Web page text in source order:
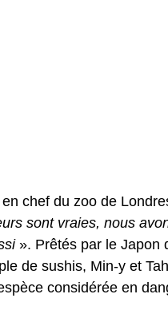
en chef du zoo de
sont vraies, nous
». Prêtés par le Japon
de sushis, Min-y et
considérée en